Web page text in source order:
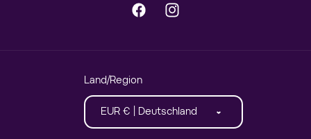
FacebookInstagram
Land/Region
EUR € | Deutschland